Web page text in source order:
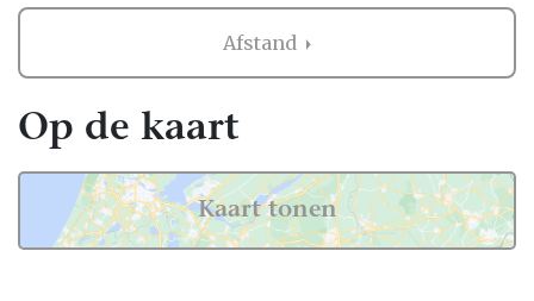
Afstand
Op de kaart
Kaart tonen